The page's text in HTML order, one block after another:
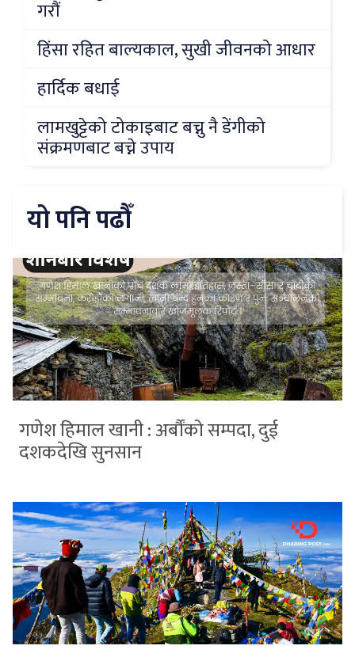
गरौं
हिंसा रहित बाल्यकाल, सुखी जीवनको आधार
हार्दिक बधाई
लामखुट्टेको टोकाइबाट बच्नु नै डेंगीको
संक्रमणबाट बच्ने उपाय
यो पनि पढौँ
गणेश हिमाल खानी : अर्बौंको सम्पदा, दुई
दशकदेखि सुनसान